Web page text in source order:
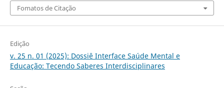
Fomatos de Citação
Edição
v. 25 n. 01 (2025): Dossiê Interface Saúde Mental e
Educação: Tecendo Saberes Interdisciplinares